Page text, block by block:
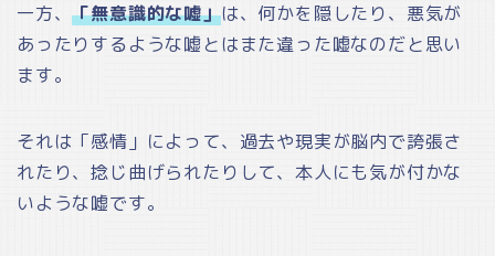
一方、「無意識的な嘘」は、何かを隠したり、悪気が
あったりするような嘘とはまた違った嘘なのだと思い
ます。
それは「感情」によって、過去や現実が脳内で誇張さ
れたり、捻じ曲げられたりして、本人にも気が付かな
いような嘘です。